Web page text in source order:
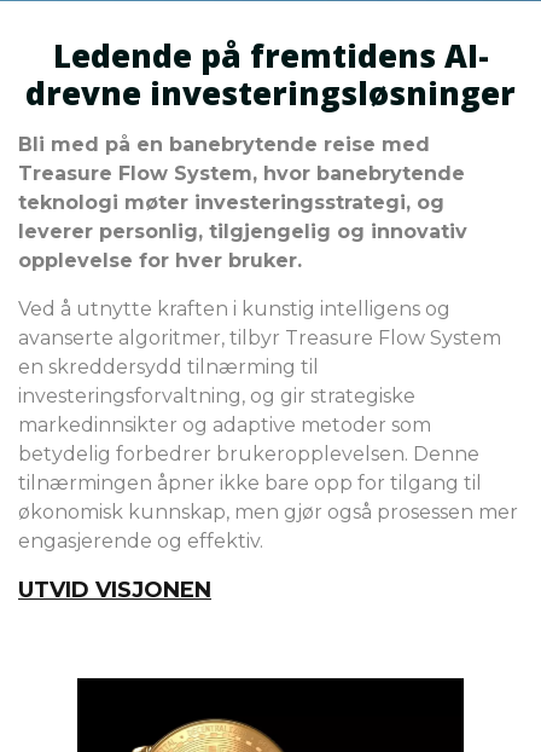
Ledende på fremtidens AI-
drevne investeringsløsninger
Bli med på en banebrytende reise med
Treasure Flow System, hvor banebrytende
teknologi møter investeringsstrategi, og
leverer personlig, tilgjengelig og innovativ
opplevelse for hver bruker.
Ved å utnytte kraften i kunstig intelligens og
avanserte algoritmer, tilbyr Treasure Flow System
en skreddersydd tilnærming til
investeringsforvaltning, og gir strategiske
markedinnsikter og adaptive metoder som
betydelig forbedrer brukeropplevelsen. Denne
tilnærmingen åpner ikke bare opp for tilgang til
økonomisk kunnskap, men gjør også prosessen mer
engasjerende og effektiv.
UTVID VISJONEN